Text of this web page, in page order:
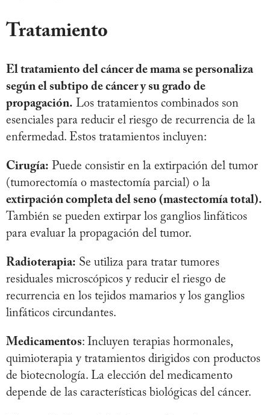
Tratamiento
El tratamiento del cáncer de mama se personaliza
según el subtipo de cáncer y su grado de
propagación. Los tratamientos combinados son
esenciales para reducir el riesgo de recurrencia de la
enfermedad. Estos tratamientos incluyen:
Cirugía: Puede consistir en la extirpación del tumor
(tumorectomía o mastectomía parcial) o la
extirpación completa del seno (mastectomía total).
También se pueden extirpar los ganglios linfáticos
para evaluar la propagación del tumor.
Radioterapia: Se utiliza para tratar tumores
residuales microscópicos y reducir el riesgo de
recurrencia en los tejidos mamarios y los ganglios
linfáticos circundantes.
Medicamentos: Incluyen terapias hormonales,
quimioterapia y tratamientos dirigidos con productos
de biotecnología. La elección del medicamento
depende de las características biológicas del cáncer.